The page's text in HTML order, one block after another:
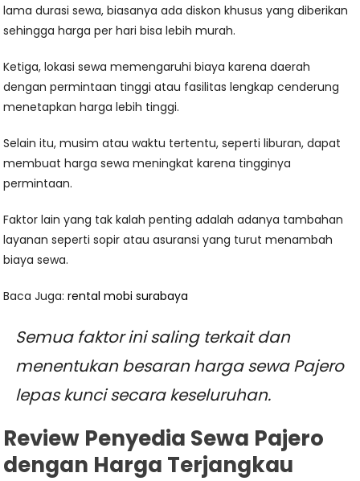
lama durasi sewa, biasanya ada diskon khusus yang diberikan
sehingga harga per hari bisa lebih murah.
Ketiga, lokasi sewa memengaruhi biaya karena daerah
dengan permintaan tinggi atau fasilitas lengkap cenderung
menetapkan harga lebih tinggi.
Selain itu, musim atau waktu tertentu, seperti liburan, dapat
membuat harga sewa meningkat karena tingginya
permintaan.
Faktor lain yang tak kalah penting adalah adanya tambahan
layanan seperti sopir atau asuransi yang turut menambah
biaya sewa.
Baca Juga:rental mobi surabaya
Semua faktor ini saling terkait dan
menentukan besaran harga sewa Pajero
lepas kunci secara keseluruhan.
Review Penyedia Sewa Pajero
dengan Harga Terjangkau